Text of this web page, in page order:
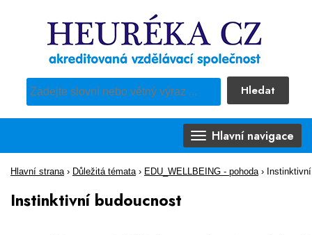
Hledat
Pro vyhledávání obsahu webu použijte předdefinovaný výběr
Hlavní navigace
Hlavní strana › Důležitá témata › EDU_WELLBEING - pohoda ›
Instinktivní budoucnost